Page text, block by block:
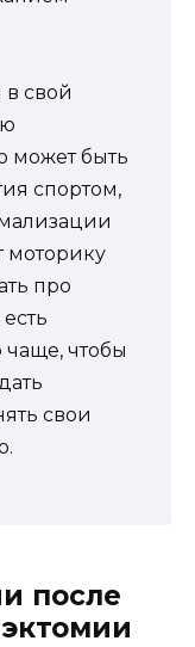
в свой
может быть
спортом,
моторику
про
чтобы
свои
после